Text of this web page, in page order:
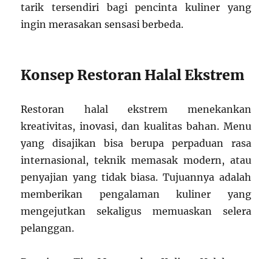
tarik tersendiri bagi pencinta kuliner yang
ingin merasakan sensasi berbeda.
Konsep Restoran Halal Ekstrem
Restoran halal ekstrem menekankan
kreativitas, inovasi, dan kualitas bahan. Menu
yang disajikan bisa berupa perpaduan rasa
internasional, teknik memasak modern, atau
penyajian yang tidak biasa. Tujuannya adalah
memberikan pengalaman kuliner yang
mengejutkan sekaligus memuaskan selera
pelanggan.